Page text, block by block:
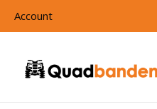
Account